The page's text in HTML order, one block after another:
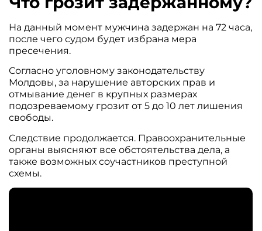
На данный момент мужчина задержан на 72 часа,
после чего судом будет избрана мера
пресечения.
Согласно уголовному законодательству
Молдовы, за нарушение авторских прав и
отмывание денег в крупных размерах
подозреваемому грозит от 5 до 10 лет лишения
свободы.
Следствие продолжается. Правоохранительные
органы выясняют все обстоятельства дела, а
также возможных соучастников преступной
схемы.